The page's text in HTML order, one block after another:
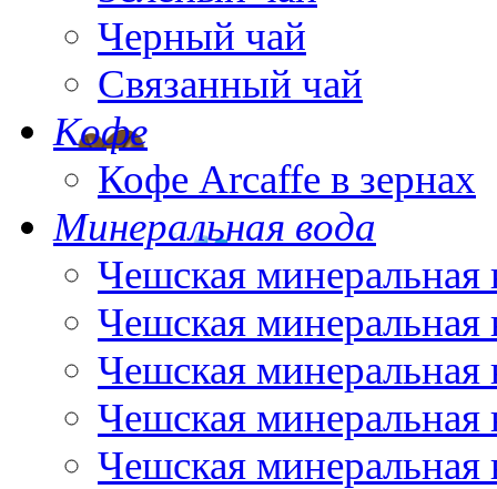
Черный чай
Связанный чай
Кофе
Кофе Arcaffe в зернах
Минеральная вода
Чешская минеральная
Чешская минеральная
Чешская минеральная
Чешская минеральная
Чешская минеральная